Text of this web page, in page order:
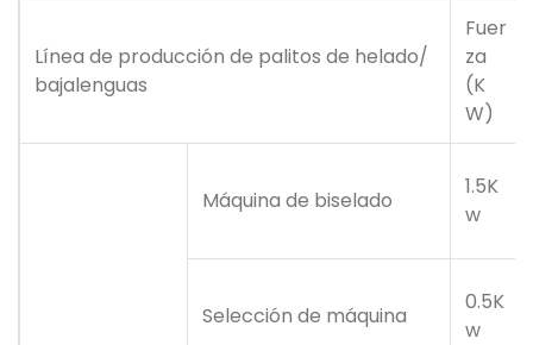
Línea de producción de palitos de helado/
bajalenguas
Fuer
za
(K
W)
Máquina de biselado
1.5K
w
Selección de máquina
0.5K
w